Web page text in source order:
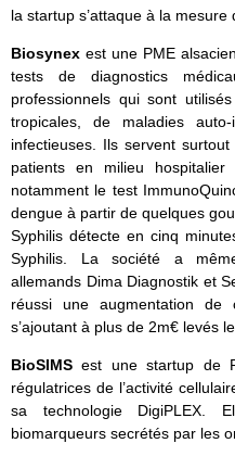
la startup s’attaque à la mesure
Biosynex est une PME
tests de diagnostics
professionnels qui sont
tropicales, de maladies
infectieuses. Ils servent
patients en milieu hospitalier
notamment le test
dengue à partir de quelques
Syphilis détecte en cinq
Syphilis. La société a
allemands Dima Diagnostik et
réussi une augmentation
s’ajoutant à plus de 2m€ levés
BioSIMS est une startup de
régulatrices de l’activité
sa technologie DigiPLEX.
biomarqueurs secrétés par les